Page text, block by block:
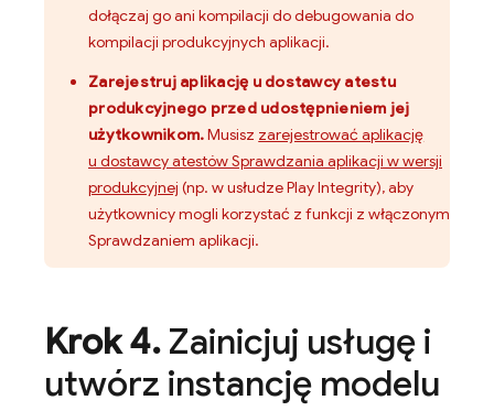
dołączaj go ani kompilacji do debugowania do
kompilacji produkcyjnych aplikacji.
Zarejestruj aplikację u dostawcy atestu
produkcyjnego przed udostępnieniem jej
użytkownikom.Musisz zarejestrować aplikację
u dostawcy atestów Sprawdzania aplikacji w wersji
produkcyjnej (np. w usłudze Play Integrity), aby
użytkownicy mogli korzystać z funkcji z włączonym
Sprawdzaniem aplikacji.
Krok 4.Zainicjuj usługę i
utwórz instancję modelu